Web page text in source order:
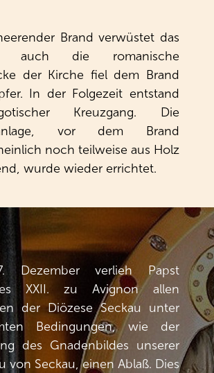
Brand verwüstet das
auch die romanische
der Kirche fiel dem Brand
In der Folgezeit entstand
Kreuzgang. Die
vor dem Brand
noch teilweise aus Holz
wurde wieder errichtet.
Dezember verlieh Papst
XXII. zu Avignon allen
der Diözese Seckau unter
Bedingungen, wie der
des Gnadenbildes unserer
von Seckau, einen Ablaß. Dies